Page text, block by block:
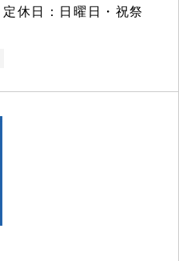
休日：日曜日・祝祭